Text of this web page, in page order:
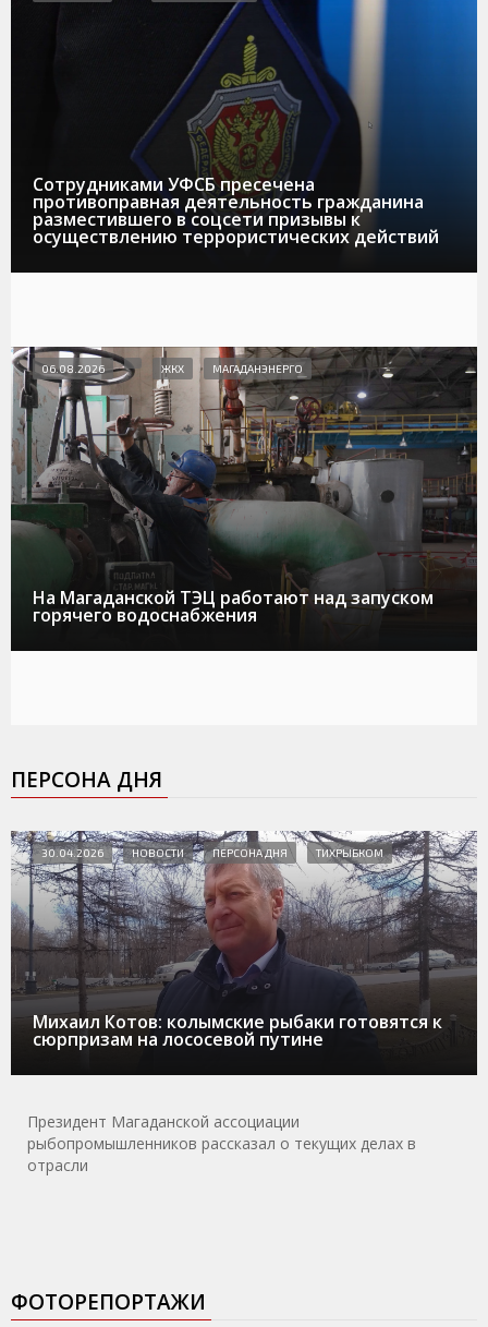
Сотрудниками УФСБ пресечена
противоправная деятельность гражданина
разместившего в соцсети призывы к
осуществлению террористических действий
На Магаданской ТЭЦ работают над запуском
горячего водоснабжения
06.08.2026 ЖКХ МАГАДАНЭНЕРГО
ПЕРСОНА ДНЯ
Михаил Котов: колымские рыбаки готовятся к
сюрпризам на лососевой путине
30.04.2026 НОВОСТИ ПЕРСОНА ДНЯ ТИХРЫБКОМ
Президент Магаданской ассоциации
рыбопромышленников рассказал о текущих делах в
отрасли
ФОТОРЕПОРТАЖИ